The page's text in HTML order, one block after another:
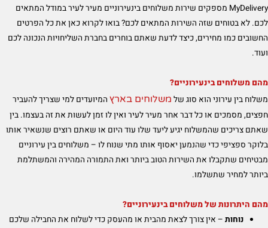
MyDelivery מספקים שירות משלוחים בינעירוניים מעיר לעיר במודל המתאים
לכם. לא בטוחים שזה השירות המתאים לכם? בואו לקרוא כאן את כל הפרטים
החשובים כמו מחירים, כיצד לדעת שאתם בוחרים בחברת השליחויות הנכונה לכם
ועוד.
מהם משלוחים בינעירוניים?
משלוח בין עירוני הוא סוג של משלוחים בארץ המיועדים למי שצריך להעביר
חפצים, מסמכים או כל דבר אחר מעיר לעיר ואין לו זמן לעשות את זה בעצמו. בין
שאתם צריכים שהמשלוח יגיע ליעד שלו עוד היום או שאתם רוצים שנשאיר אותו
בלוקר ספציפי כדי שהנמען יאסוף אותו מתי שנוח לו – משלוחים בין עירוניים
מבטיחים שתקבלו את השירות הטוב ביותר ואת התמורה המהירה והמשתלמת
ביותר למחיר שתשלמו.
מהם היתרונות של משלוחים בינעירוניים?
נוחות – אין צורך לצאת מהבית או מהעסק כדי לשלוח את החבילה שלכם